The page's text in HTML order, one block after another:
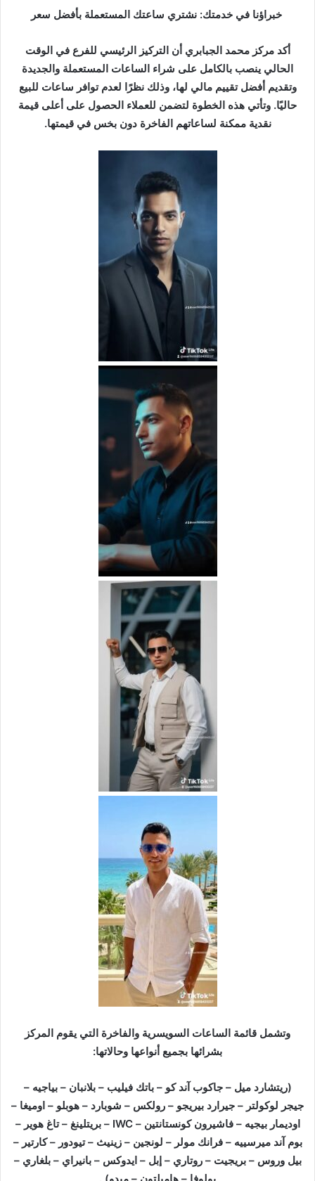
خبراؤنا في خدمتك: نشتري ساعتك المستعملة بأفضل سعر
أكد مركز محمد الجبابري أن التركيز الرئيسي للفرع في الوقت
الحالي ينصب بالكامل على شراء الساعات المستعملة والجديدة
وتقديم أفضل تقييم مالي لها، وذلك نظرًا لعدم توافر ساعات للبيع
حاليًا. وتأتي هذه الخطوة لتضمن للعملاء الحصول على أعلى قيمة
نقدية ممكنة لساعاتهم الفاخرة دون بخس في قيمتها.
وتشمل قائمة الساعات السويسرية والفاخرة التي يقوم المركز
بشرائها بجميع أنواعها وحالاتها:
(ريتشارد ميل – جاكوب آند كو – باتك فيليب – بلانبان – بياجيه –
جيجر لوكولتر – جيرارد بيريجو – رولكس – شوبارد – هوبلو – اوميغا –
اوديمار بيجيه – فاشيرون كونستانتين – IWC – بريتلينغ – تاغ هوير –
بوم آند ميرسييه – فرانك مولر – لونجين – زينيث – تيودور – كارتير –
بيل وروس – بريجيت – روتاري – إبل – ايدوكس – بانيراي – بلغاري –